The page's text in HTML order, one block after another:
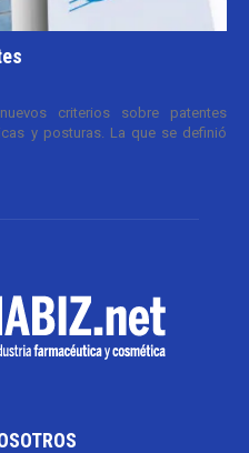
criterios sobre patentes
y posturas. La que se definió